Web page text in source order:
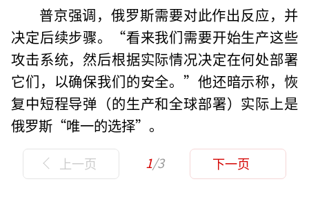
普京强调，俄罗斯需要对此作出反应，并
决定后续步骤。“看来我们需要开始生产这些
攻击系统，然后根据实际情况决定在何处部署
它们，以确保我们的安全。”他还暗示称，恢
复中短程导弹（的生产和全球部署）实际上是
俄罗斯“唯一的选择”。
上一页 1/3 下一页